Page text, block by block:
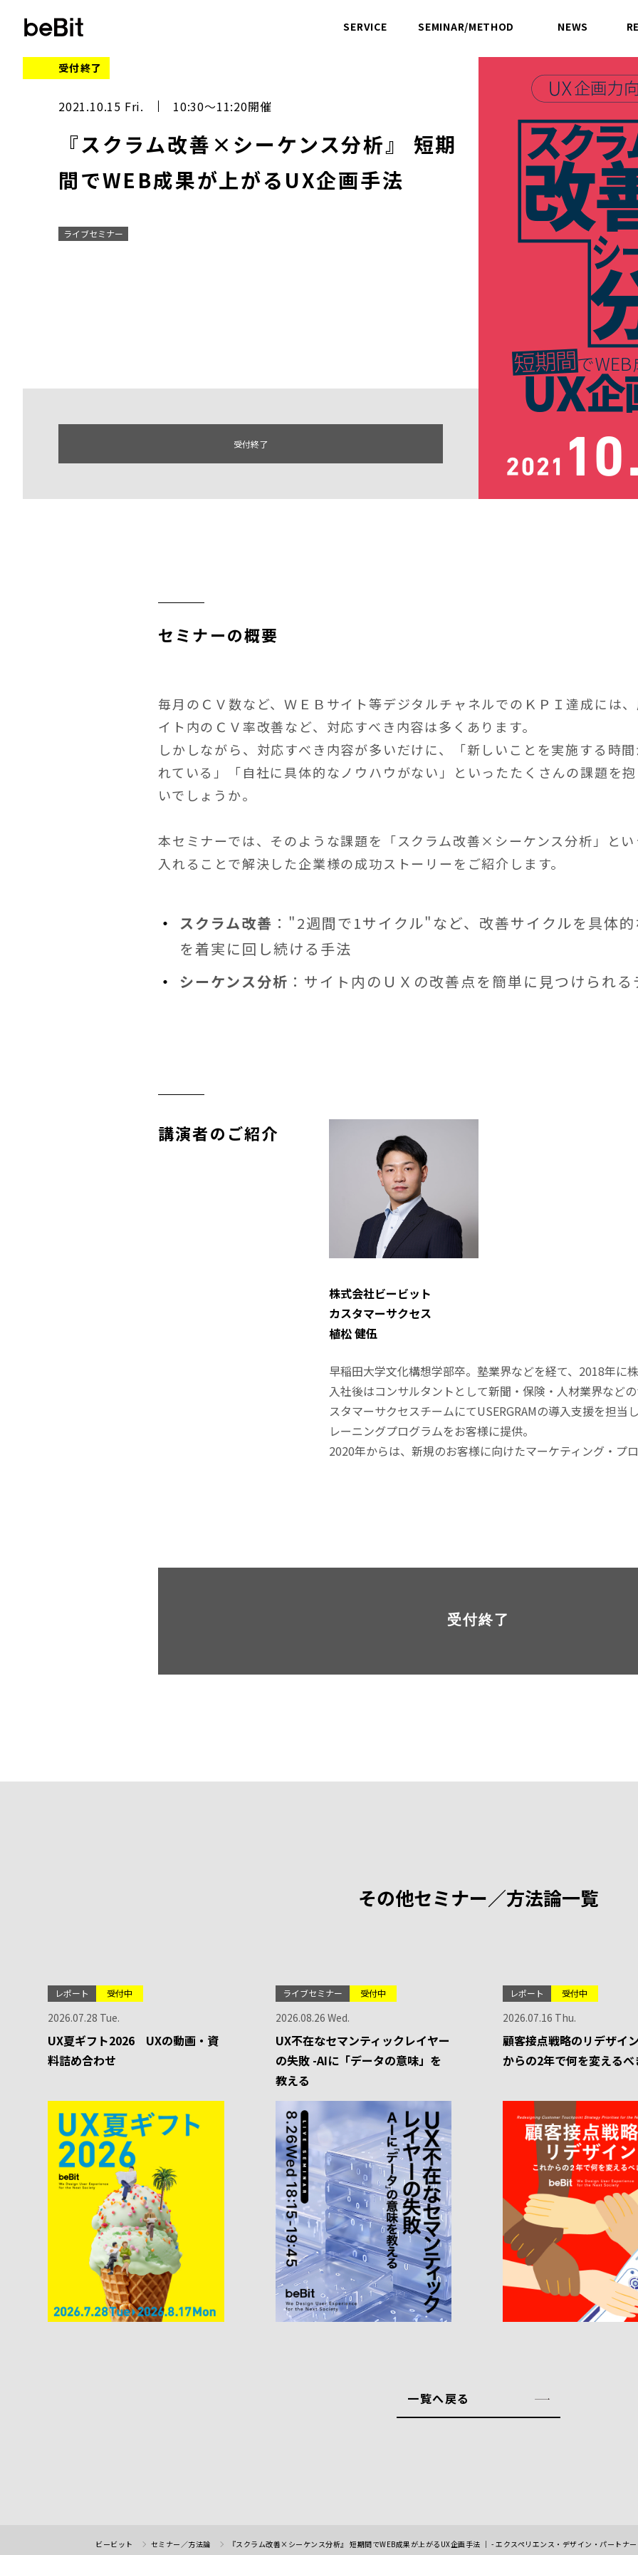
SERVICE SEMINAR/METHOD NEWS
受付終了
2021.10.15 Fri. 10:30～11:20開催
『スクラム改善×シーケンス分析』 短期
間でWEB成果が上がるUX企画手法
ライブセミナー
受付終了
セミナーの概要
毎月のＣＶ数など、ＷＥＢサイト等デジタルチャネルでのＫＰＩ達成には
イト内のＣＶ率改善など、対応すべき内容は多くあります。
しかしながら、対応すべき内容が多いだけに、「新しいことを実施する時
れている」「自社に具体的なノウハウがない」といったたくさんの課題を
いでしょうか。
本セミナーでは、そのような課題を「スクラム改善×シーケンス分析」とい
入れることで解決した企業様の成功ストーリーをご紹介します。
スクラム改善 ："2週間で1サイクル"など、改善サイクルを具体
を着実に回し続ける手法
シーケンス分析 ：サイト内のＵＸの改善点を簡単に見つけられ
講演者のご紹介
株式会社ビービット
カスタマーサクセス
植松 健伍
早稲田大学文化構想学部卒。塾業界などを経て、2018年に
入社後はコンサルタントとして新聞・保険・人材業界など
スタマーサクセスチームにてUSERGRAMの導入支援を担当
レーニングプログラムをお客様に提供。
2020年からは、新規のお客様に向けたマーケティング・プ
受付終了
その他セミナー／方法論一覧
レポート 受付中
2026.07.28 Tue.
UX夏ギフト2026 UXの動画・資
料詰め合わせ
ライブセミナー 受付中
2026.08.26 Wed.
UX不在なセマンティックレイヤー
の失敗 -AIに「データの意味」を
教える
レポート 受付中
2026.07.16 Thu.
顧客接点戦略のリデザイ
からの2年で何を変えるべ
一覧へ戻る
ビービット セミナー／方法論 『スクラム改善×シーケンス分析』 短期間でWEB成果が上がるUX企画手法 ｜ - エクスペリエンス・デザイン・パートナー